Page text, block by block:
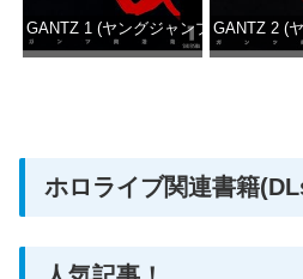
GANTZ 1 (ヤングジャンプコミックス
GANTZ 2 (
ホロライブ関連書籍